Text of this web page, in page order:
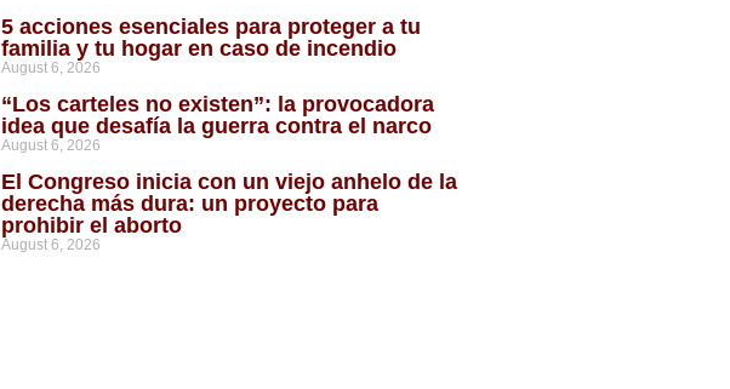
5 acciones esenciales para proteger a tu
familia y tu hogar en caso de incendio
August 6, 2026
“Los carteles no existen”: la provocadora
idea que desafía la guerra contra el narco
August 6, 2026
El Congreso inicia con un viejo anhelo de la
derecha más dura: un proyecto para
prohibir el aborto
August 6, 2026